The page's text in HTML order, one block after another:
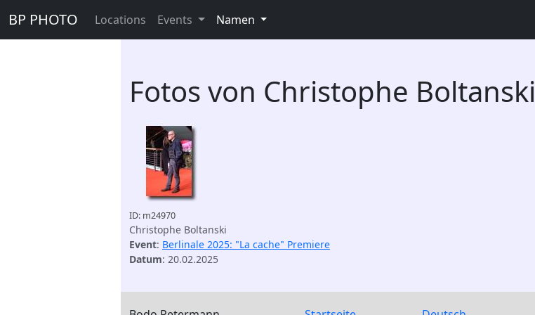
BP PHOTO Locations Events Namen
Fotos von Christophe Boltanski
ID: m24970
Christophe Boltanski
Event: Berlinale 2025: "La cache" Premiere
Datum: 20.02.2025